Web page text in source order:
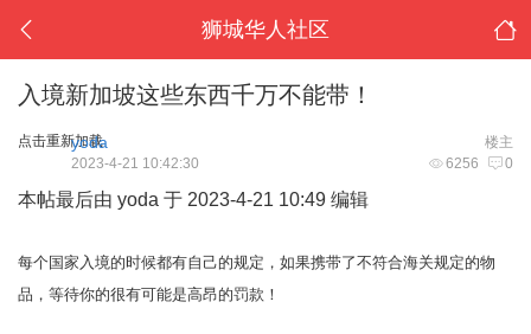
狮城华人社区
入境新加坡这些东西千万不能带！
点击重新加载 楼主
yoda
6256 0
2023-4-21 10:42:30
本帖最后由 yoda 于 2023-4-21 10:49 编辑
每个国家入境的时候都有自己的规定，如果携带了不符合海关规定的物
品，等待你的很有可能是高昂的罚款！